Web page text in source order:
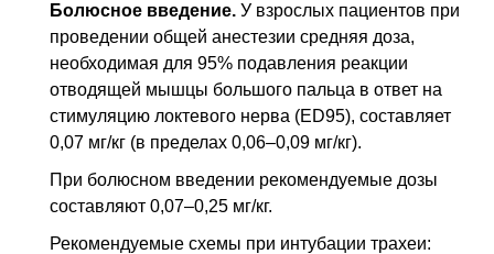
Болюсное введение. У взрослых пациентов при
проведении общей анестезии средняя доза,
необходимая для 95% подавления реакции
отводящей мышцы большого пальца в ответ на
стимуляцию локтевого нерва (ED95), составляет
0,07 мг/кг (в пределах 0,06–0,09 мг/кг).
При болюсном введении рекомендуемые дозы
составляют 0,07–0,25 мг/кг.
Рекомендуемые схемы при интубации трахеи: